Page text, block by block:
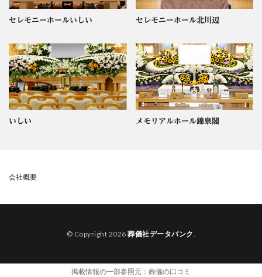
セレモニーホールいしい セレモニーホール北川辺
いしい メモリアルホール錦泉閣
会社概要
© Copyright 2026葬儀社データバンク.
掲載情報の一部参照元： 葬儀の口コミ